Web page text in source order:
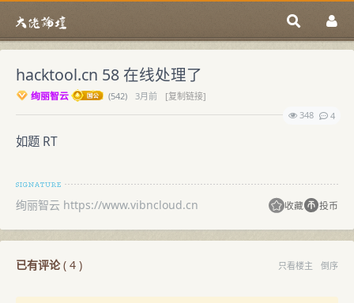
hacktool.cn 58 在线处理了
绚丽智云 (542) 3月前
[复制链接]
348
4
如题 RT
绚丽智云 https://www.vibncloud.cn 收藏 投币
已有评论( 4 ) 只看楼主 倒序